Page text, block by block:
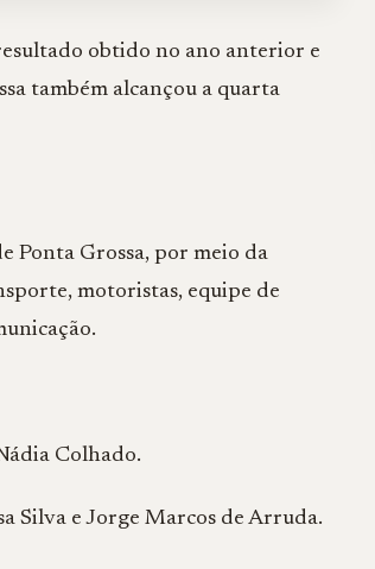
obtido no ano anterior e
também alcançou a quarta
Ponta Grossa, por meio da
motoristas, equipe de
Colhado.
Silva e Jorge Marcos de Arruda.